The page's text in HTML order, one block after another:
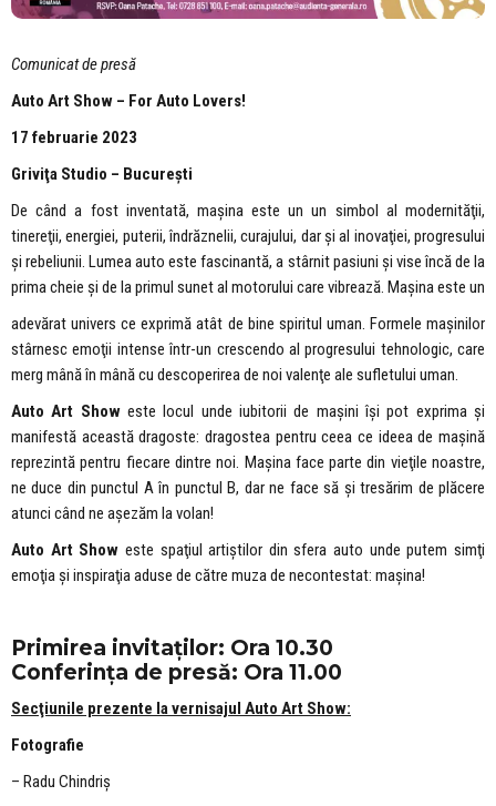
Comunicatdepresă
Auto Art Show – For Auto Lovers!
17 februarie 2023
Griviţa Studio – Bucureşti
De când a fost inventată, maşina este un un simbol al modernităţii,
tinereţii, energiei, puterii, îndrăznelii, curajului, dar şi al inovaţiei, progresului
şi rebeliunii. Lumea auto este fascinantă, a stârnit pasiuni şi vise încă de la
prima cheie şi de la primul sunet al motorului care vibrează. Maşina este un
adevărat univers ce exprimă atât de bine spiritul uman. Formele maşinilor
stârnesc emoţii intense într-un crescendo al progresului tehnologic, care
merg mână în mână cu descoperirea de noi valenţe ale sufletului uman.
Auto Art Showeste locul unde iubitorii de maşini îşi pot exprima şi
manifestă această dragoste: dragostea pentru ceea ce ideea de maşină
reprezintă pentru fiecare dintre noi. Maşina face parte din vieţile noastre,
ne duce din punctul A în punctul B, dar ne face să şi tresărim de plăcere
atunci când ne aşezăm la volan!
Auto Art Show este spaţiul artiştilor din sfera auto unde putem simţi
emoţia şi inspiraţia aduse de către muza de necontestat: maşina!
Primirea invitaților: Ora 10.30
Conferința de presă: Ora 11.00
Secţiunile prezente la vernisajul Auto Art Show:
Fotografie
– Radu Chindriș